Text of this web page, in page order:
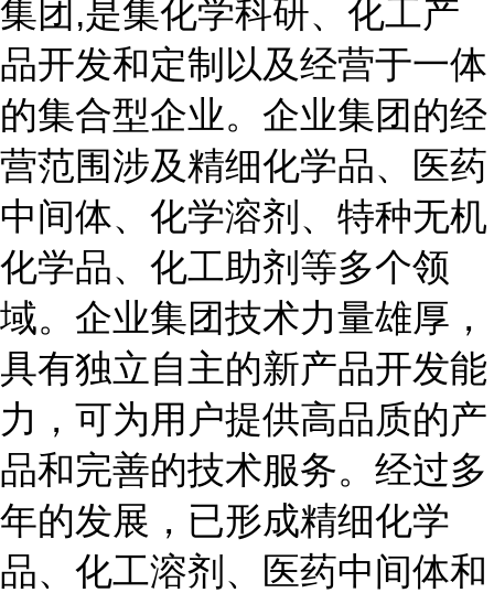
集团,是集化学科研、化工产
品开发和定制以及经营于一体
的集合型企业。企业集团的经
营范围涉及精细化学品、医药
中间体、化学溶剂、特种无机
化学品、化工助剂等多个领
域。企业集团技术力量雄厚，
具有独立自主的新产品开发能
力，可为用户提供高品质的产
品和完善的技术服务。经过多
年的发展，已形成精细化学
品、化工溶剂、医药中间体和